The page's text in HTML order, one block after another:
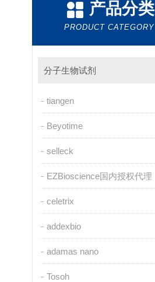
产品分类
PRODUCT CATEGORY
分子生物试剂
tiangen
Beyotime
selleck
EZBioscience国内授权代理
celetrix
addexbio
adamas nano
Tosoh